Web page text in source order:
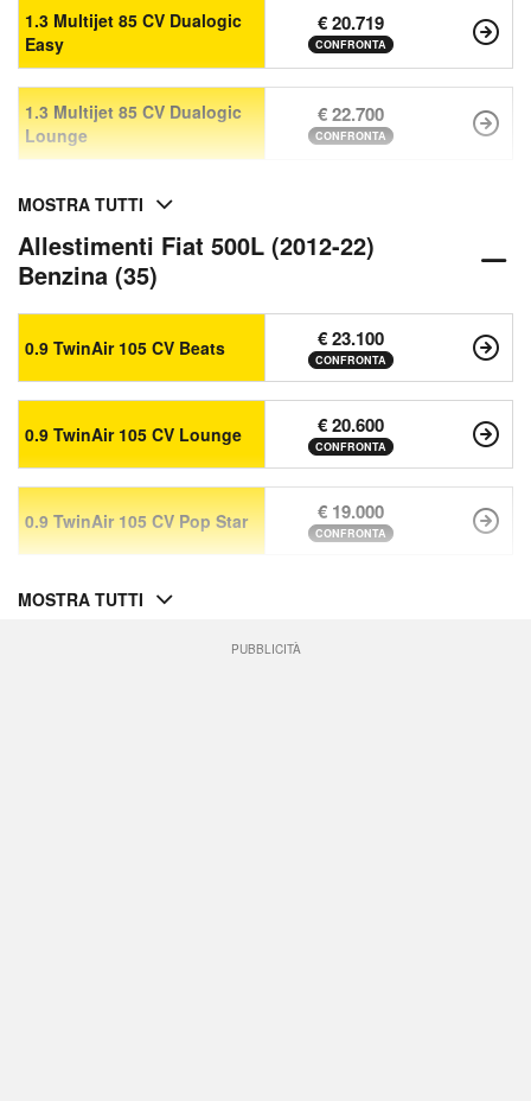
1.3 Multijet 85 CV Dualogic
Easy
€ 20.719
CONFRONTA
1.3 Multijet 85 CV Dualogic
Lounge
€ 22.700
CONFRONTA
MOSTRA TUTTI
Allestimenti Fiat 500L (2012-22)
Benzina (35)
0.9 TwinAir 105 CV Beats € 23.100
CONFRONTA
0.9 TwinAir 105 CV Lounge € 20.600
CONFRONTA
0.9 TwinAir 105 CV Pop Star € 19.000
CONFRONTA
MOSTRA TUTTI
PUBBLICITÀ